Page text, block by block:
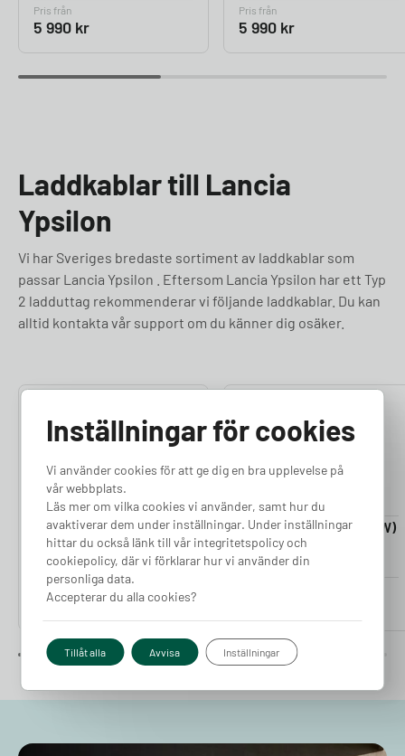
Pris från
5 990 kr
Pris från
5 990 kr
Laddkablar till Lancia
Ypsilon
Vi har Sveriges bredaste sortiment av laddkablar som
passar Lancia Ypsilon . Eftersom Lancia Ypsilon har ett Typ
2 ladduttag rekommenderar vi följande laddkablar. Du kan
alltid kontakta vår support om du känner dig osäker.
Laddkabel 5-20m (11kW)
Finns i lager
Pris från
2 380kr
Laddkabel 5-20m (22kW)
Finns i lager
Inställningar för cookies
Vi använder cookies för att ge dig en bra upplevelse på
vår webbplats.
Läs mer om vilka cookies vi använder, samt hur du
avaktiverar dem under inställningar. Under inställningar
hittar du också länk till vår integritetspolicy och
cookiepolicy, där vi förklarar hur vi använder din
personliga data.
Accepterar du alla cookies?
Tillåt alla Avvisa Inställningar